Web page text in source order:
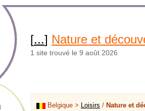
[...] Nature et
1 site trouvé le 9 août 2026
Belgique > Loisirs / Nature et